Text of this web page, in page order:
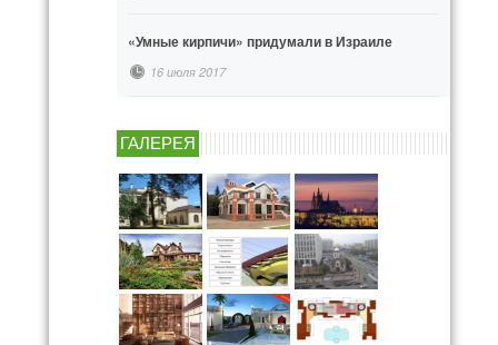
«Умные кирпичи» придумали в Израиле
16 июля 2017
ГАЛЕРЕЯ